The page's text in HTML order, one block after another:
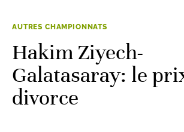
AUTRES CHAMPIONNATS
Hakim Ziyech-
Galatasaray: le
divorce